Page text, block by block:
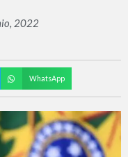
2022
WhatsApp